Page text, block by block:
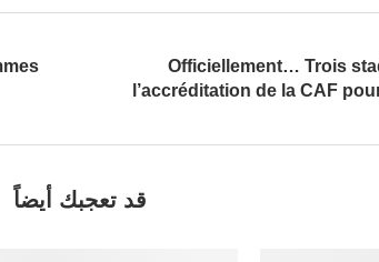
Officiellement… Trois
l’accréditation de la CAF
قد تعجبك أيضاً